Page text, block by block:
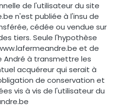
de l'utilisateur du site
n'est publiée à l'insu de
cédée ou vendue sur
tiers. Seule l'hypothèse
et de
André à transmettre les
acquéreur qui serait à
de conservation et
vis à vis de l'utilisateur du